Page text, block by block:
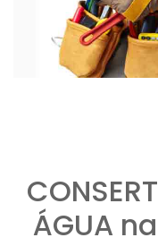
ÁGUA